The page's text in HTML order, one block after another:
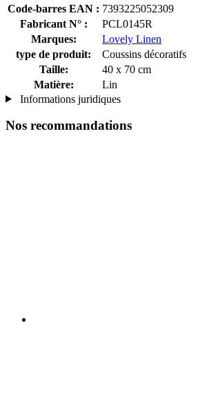
Code-barres EAN : 7393225052309
Fabricant N° :
PCL0145R
Marques:
Lovely Linen
type de produit:
Coussins décoratifs
Taille:
40 x 70 cm
Matière:
Lin
Informations juridiques
Nos recommandations